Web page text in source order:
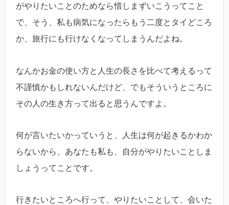
がやりたいことのためなら惜しまずいこうってこと
で、そう、私も病気になったらもう二度とタイどころ
か、旅行にも行けなくなってしまうんだよね。
なんかお金の使い方と人生の長さを比べて考えるって
不謹慎かもしれないんだけど、でもそういうところに
その人の生き方って出ると思うんですよ。
何が言いたいかっていうと、人生は何が起きるかわか
らないから、あなたも私も、自分がやりたいことしま
しょうってことです。
行きたいところへ行って、やりたいことして、会いた